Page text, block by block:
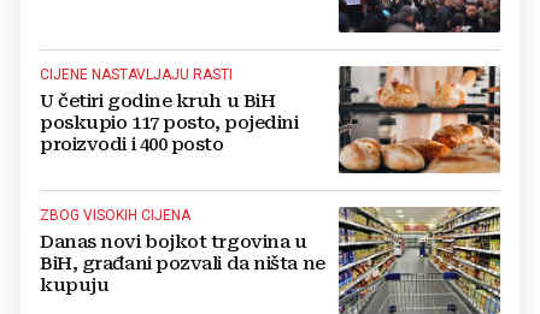
CIJENE NASTAVLJAJU RASTI
U četiri godine kruh u BiH
poskupio 117 posto, pojedini
proizvodi i 400 posto
ZBOG VISOKIH CIJENA
Danas novi bojkot trgovina u
BiH, građani pozvali da ništa ne
kupuju